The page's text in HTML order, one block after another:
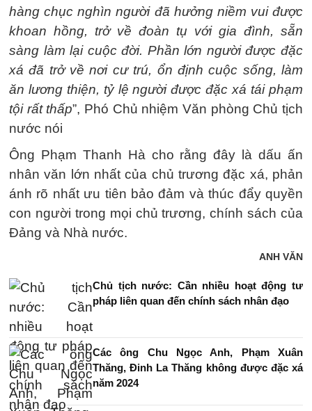
hàng chục nghìn người đã hưởng niềm vui được
khoan hồng, trở về đoàn tụ với gia đình, sẵn
sàng làm lại cuộc đời. Phần lớn người được đặc
xá đã trở về nơi cư trú, ổn định cuộc sống, làm
ăn lương thiện, tỷ lệ người được đặc xá tái phạm
tội rất thấp”, Phó Chủ nhiệm Văn phòng Chủ tịch
nước nói
Ông Phạm Thanh Hà cho rằng đây là dấu ấn
nhân văn lớn nhất của chủ trương đặc xá, phản
ánh rõ nhất ưu tiên bảo đảm và thúc đẩy quyền
con người trong mọi chủ trương, chính sách của
Đảng và Nhà nước.
ANH VĂN
Chủ tịch nước: Cần nhiều hoạt động tư
pháp liên quan đến chính sách nhân đạo
Các ông Chu Ngọc Anh, Phạm Xuân
Thăng, Đinh La Thăng không được đặc xá
năm 2024